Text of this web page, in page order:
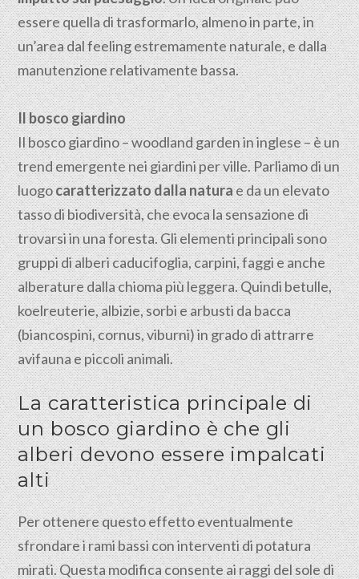
essere quella di trasformarlo, almeno in parte, in
un’area dal feeling estremamente naturale, e dalla
manutenzione relativamente bassa.
Il bosco giardino
Il bosco giardino – woodland garden in inglese – è un
trend emergente nei giardini per ville. Parliamo di un
luogocaratterizzato dalla naturae da un elevato
tasso di biodiversità, che evoca la sensazione di
trovarsi in una foresta.Gli elementi principali sono
gruppi di alberi caducifoglia, carpini, faggi e anche
alberature dalla chioma più leggera. Quindi betulle,
koelreuterie, albizie, sorbi e arbusti da bacca
(biancospini, cornus, viburni) in grado di attrarre
avifauna e piccoli animali.
La caratteristica principale di
un bosco giardino è che gli
alberi devono essere impalcati
alti
Per ottenere questo effetto eventualmente
sfrondare i rami bassi con interventi di potatura
mirati. Questa modifica consente ai raggi del sole di